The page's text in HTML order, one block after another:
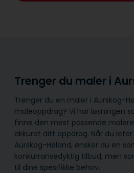
Trenger du maler i
Trenger du en maler i Aurskog-
maleoppdrag? Vi har løsningen
finne den mest passende
akkurat ditt oppdrag. Når du
Aurskog-Høland, ønsker du en
konkurransedyktig tilbud, men
til dine spesifikke behov.